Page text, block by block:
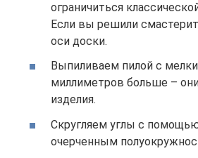
ограничиться
Если вы решили
оси доски.
Выпиливаем пилой с
миллиметров больше –
изделия.
Скругляем углы с
очерченным